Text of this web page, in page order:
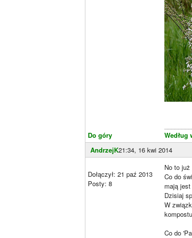
Do góry
Według
AndrzejK21:34, 16 kwi 2014
Dołączył: 21 paź 2013
Posty: 8
No to
Co do
mają
Dzisiaj
W
Co do